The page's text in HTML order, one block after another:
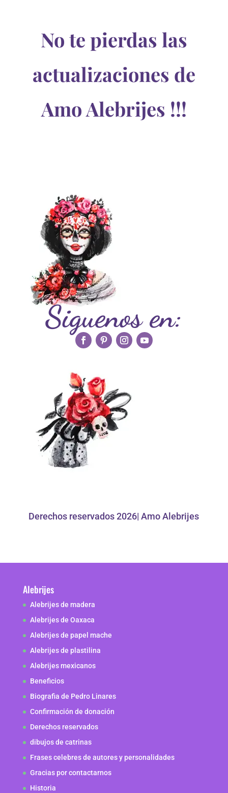
No te pierdas las
actualizaciones de
Amo Alebrijes !!!
Siguenos en:
Derechos reservados 2026| Amo Alebrijes
Alebrijes
Alebrijes de madera
Alebrijes de Oaxaca
Alebrijes de papel mache
Alebrijes de plastilina
Alebrijes mexicanos
Beneficios
Biografia de Pedro Linares
Confirmación de donación
Derechos reservados
dibujos de catrinas
Frases celebres de autores y personalidades
Gracias por contactarnos
Historia